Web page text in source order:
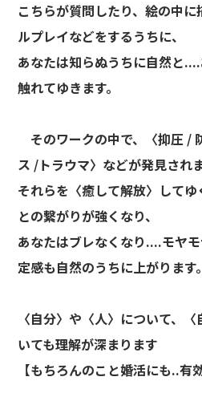
こちらが質問したり、絵の中
ルプレイなどをするうちに、
あなたは知らぬうちに自然と
触れてゆきます。
そのワークの中で、〈抑圧 /
ス /トラウマ〉などが発見されま
それらを〈癒して解放〉してゆ
との繋がりが強くなり、
あなたはブレなくなり....モヤ
定感も自然のうちに上がります。
〈自分〉や〈人〉について、
いても理解が深まります
【もちろんのこと婚活にも..有